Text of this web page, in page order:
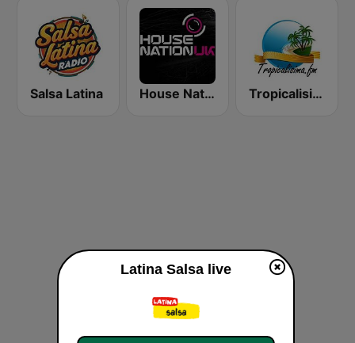
Salsa Latina House Nation UK Tropicalisima.fm - Merengue
Latina Salsa live